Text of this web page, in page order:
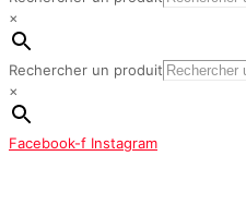
×
Rechercher un produit
×
Facebook-f Instagram